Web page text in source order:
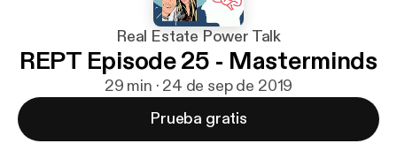
Real Estate Power Talk
REPT Episode 25 - Masterminds
29 min · 24 de sep de 2019
Prueba gratis